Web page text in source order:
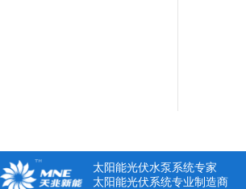
太阳能光伏水泵系统专家
太阳能光伏系统专业制造商